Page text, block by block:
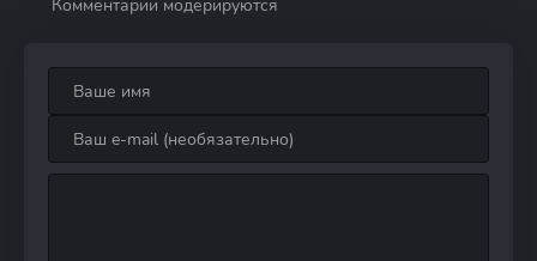
Комментарии модерируются